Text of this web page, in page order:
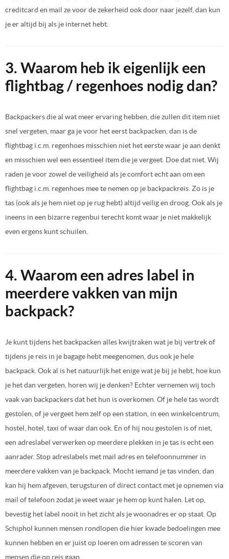
creditcard en mail ze voor de zekerheid ook door naar jezelf, dan kun
je er altijd bij als je internet hebt.
3. Waarom heb ik eigenlijk een
flightbag / regenhoes nodig dan?
Backpackers die al wat meer ervaring hebben, die zullen dit item niet
snel vergeten, maar ga je voor het eerst backpacken, dan is de
flightbag i.c.m. regenhoes misschien niet het eerste waar je aan denkt
en misschien wel een essentieel item die je vergeet. Doe dat niet. Wij
raden je voor zowel de veiligheid als je comfort echt aan om een
flightbag i.c.m. regenhoes mee te nemen op je backpackreis. Zo is je
tas (ook als je hem niet op je rug hebt) altijd veilig en droog. Ook als je
ineens in een bizarre regenbui terecht komt waar je niet makkelijk
even ergens kunt schuilen.
4. Waarom een adres label in
meerdere vakken van mijn
backpack?
Je kunt tijdens het backpacken alles kwijtraken wat je bij vertrek of
tijdens je reis in je bagage hebt meegenomen, dus ook je hele
backpack. Ook al is het natuurlijk het enige wat je bij je hebt, hoe kun
je het dan vergeten, horen wij je denken? Echter vernemen wij toch
vaak van backpackers dat het hun is overkomen. Of je hele tas wordt
gestolen, of je vergeet hem zelf op een station, in een winkelcentrum,
hostel, hotel, taxi of waar dan ook. En of hij nou gestolen is of niet,
een adreslabel verwerken op meerdere plekken in je tas is echt een
aanrader. Stop adreslabels met mail adres en telefoonnummer in
meerdere vakken van je backpack. Mocht iemand je tas vinden, dan
kan hij hem afgeven, terugsturen of direct contact met je opnemen via
mail of telefoon zodat je weet waar je hem op kunt halen. Let op,
bevestig het label nooit in het zicht als je woonadres er op staat. Op
Schiphol kunnen mensen rondlopen die hier kwade bedoelingen mee
kunnen hebben en er juist op loeren om adressen te scoren van
mensen die op reis gaan.